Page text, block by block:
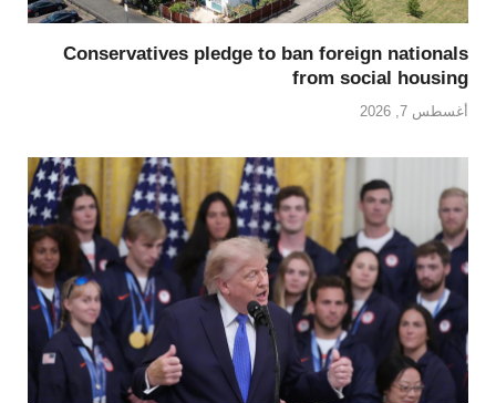
Conservatives pledge to ban foreign nationals
from social housing
أغسطس 7, 2026